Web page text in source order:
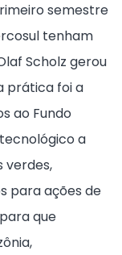
semestre
tenham
Scholz gerou
prática foi a
ao Fundo
a
verdes,
para ações de
que